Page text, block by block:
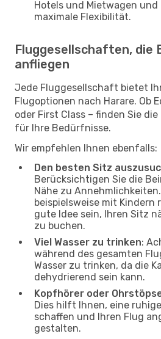
Hotels und Mietwagen und
maximale Flexibilität.
Fluggesellschaften, die
anfliegen
Jede Fluggesellschaft bietet
Flugoptionen nach Harare. Ob
oder First Class – finden Sie
für Ihre Bedürfnisse.
Wir empfehlen Ihnen ebenfalls:
Den besten Sitz
Berücksichtigen Sie die
Nähe zu
beispielsweise mit Kindern
gute Idee sein, Ihren Sitz
zu buchen.
Viel Wasser zu trinken:
während des gesamten
Wasser zu trinken, da die
dehydrierend sein kann.
Kopfhörer oder
Dies hilft Ihnen, eine
schaffen und Ihren Flug
gestalten.